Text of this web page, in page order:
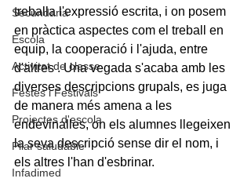
Secundària
Escola
Activitat de classe
Festes i Festivals
Projectes d'escola
Pilar saludable
Infadimed
treballa l'expressió escrita, i on posem
en pràctica aspectes com el treball en
equip, la cooperació i l'ajuda, entre
d'altres . Una vegada s'acaba amb les
diverses descripcions grupals, es juga
de manera més amena a les
endevinalles, on els alumnes llegeixen
la seva descripció sense dir el nom, i
els altres l'han d'esbrinar.